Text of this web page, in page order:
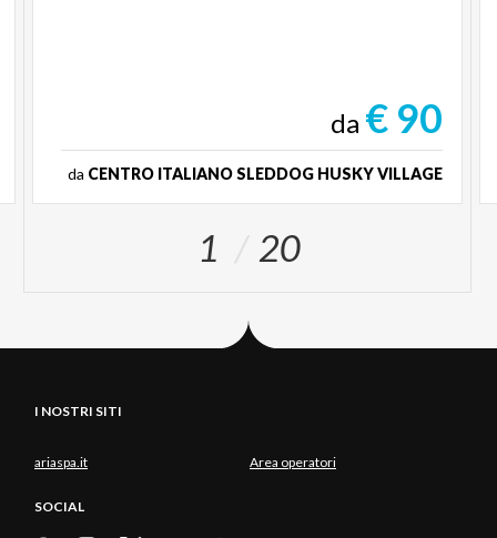
da € 90
da CENTRO ITALIANO SLEDDOG HUSKY VILLAGE
1 20
I NOSTRI SITI
ariaspa.it Area operatori
SOCIAL